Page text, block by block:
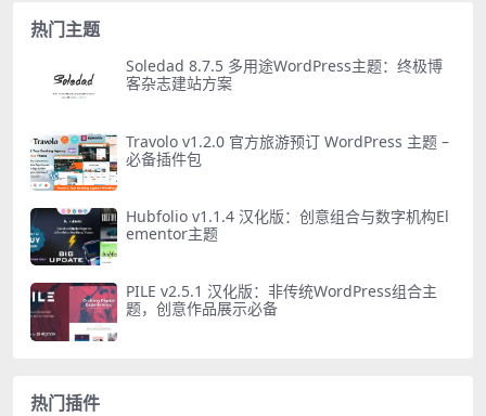
热门主题
Soledad 8.7.5 多用途WordPress主题：终极博
客杂志建站方案
Travolo v1.2.0 官方旅游预订 WordPress 主题 –
必备插件包
Hubfolio v1.1.4 汉化版：创意组合与数字机构El
ementor主题
PILE v2.5.1 汉化版：非传统WordPress组合主
题，创意作品展示必备
热门插件